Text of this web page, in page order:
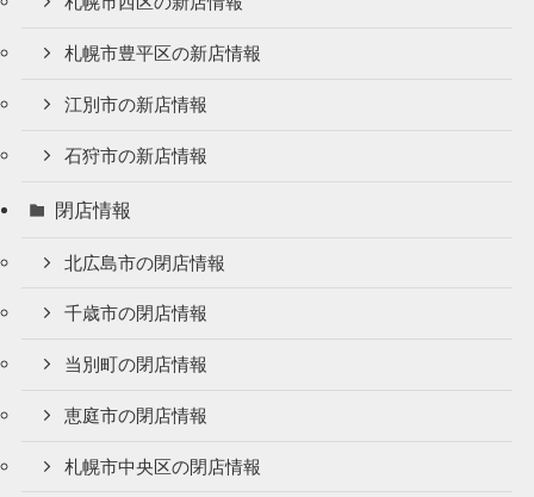
札幌市豊平区の新店情報
江別市の新店情報
石狩市の新店情報
閉店情報
北広島市の閉店情報
千歳市の閉店情報
当別町の閉店情報
恵庭市の閉店情報
札幌市中央区の閉店情報